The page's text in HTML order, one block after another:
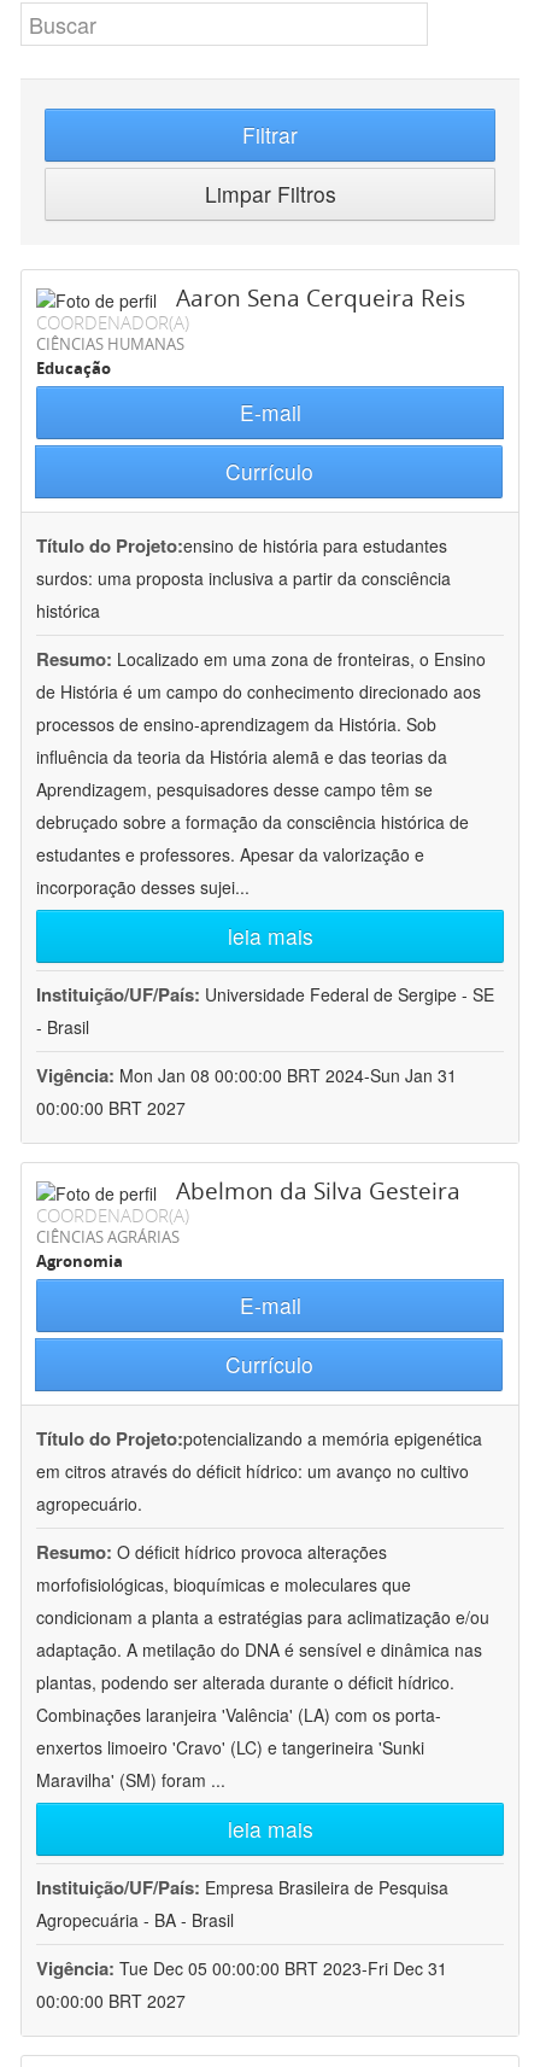
Filtrar
Limpar Filtros
Aaron Sena Cerqueira Reis
COORDENADOR(A)
CIÊNCIAS HUMANAS
Educação
E-mail
Currículo
Título do Projeto:ensino de história para estudantes
surdos: uma proposta inclusiva a partir da consciência
histórica
Resumo: Localizado em uma zona de fronteiras, o Ensino
de História é um campo do conhecimento direcionado aos
processos de ensino-aprendizagem da História. Sob
influência da teoria da História alemã e das teorias da
Aprendizagem, pesquisadores desse campo têm se
debruçado sobre a formação da consciência histórica de
estudantes e professores. Apesar da valorização e
incorporação desses sujei...
leia mais
Instituição/UF/País: Universidade Federal de Sergipe - SE
- Brasil
Vigência: Mon Jan 08 00:00:00 BRT 2024-Sun Jan 31
00:00:00 BRT 2027
Abelmon da Silva Gesteira
COORDENADOR(A)
CIÊNCIAS AGRÁRIAS
Agronomia
E-mail
Currículo
Título do Projeto:potencializando a memória epigenética
em citros através do déficit hídrico: um avanço no cultivo
agropecuário.
Resumo: O déficit hídrico provoca alterações
morfofisiológicas, bioquímicas e moleculares que
condicionam a planta a estratégias para aclimatização e/ou
adaptação. A metilação do DNA é sensível e dinâmica nas
plantas, podendo ser alterada durante o déficit hídrico.
Combinações laranjeira 'Valência' (LA) com os porta-
enxertos limoeiro 'Cravo' (LC) e tangerineira 'Sunki
Maravilha' (SM) foram ...
leia mais
Instituição/UF/País: Empresa Brasileira de Pesquisa
Agropecuária - BA - Brasil
Vigência: Tue Dec 05 00:00:00 BRT 2023-Fri Dec 31
00:00:00 BRT 2027